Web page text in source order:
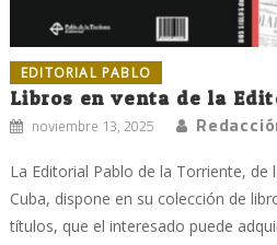
EDITORIAL PABLO
Libros en venta de la
noviembre 13, 2025
La Editorial Pablo de la Torriente, de
Cuba, dispone en su colección de
títulos, que el interesado puede